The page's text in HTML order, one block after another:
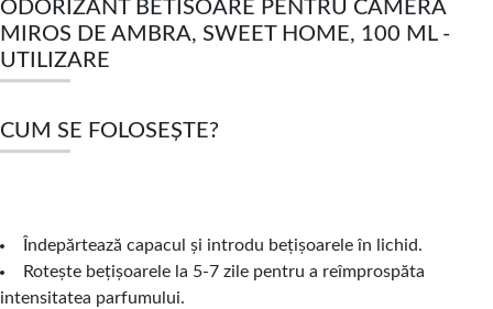
ODORIZANT BETISOARE PENTRU CAMERA
MIROS DE AMBRA, SWEET HOME, 100 ML -
UTILIZARE
CUM SE FOLOSEȘTE?
Îndepărtează capacul și introdu bețișoarele în lichid.
Rotește bețișoarele la 5-7 zile pentru a reîmprospăta
intensitatea parfumului.